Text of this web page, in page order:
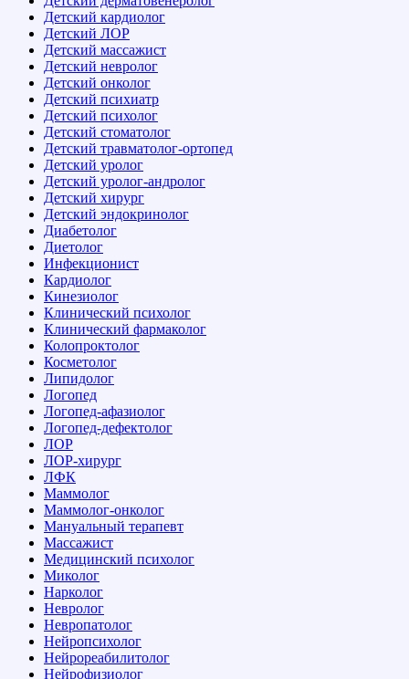
Детский кардиолог
Детский ЛОР
Детский массажист
Детский невролог
Детский онколог
Детский психиатр
Детский психолог
Детский стоматолог
Детский травматолог-ортопед
Детский уролог
Детский уролог-андролог
Детский хирург
Детский эндокринолог
Диабетолог
Диетолог
Инфекционист
Кардиолог
Кинезиолог
Клинический психолог
Клинический фармаколог
Колопроктолог
Косметолог
Липидолог
Логопед
Логопед-афазиолог
Логопед-дефектолог
ЛОР
ЛОР-хирург
ЛФК
Маммолог
Маммолог-онколог
Мануальный терапевт
Массажист
Медицинский психолог
Миколог
Нарколог
Невролог
Невропатолог
Нейропсихолог
Нейрореабилитолог
Нейрофизиолог